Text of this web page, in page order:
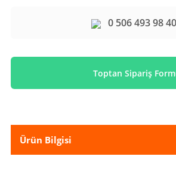
0 506 493 98 40
Toptan Sipariş
Ürün Bilgisi